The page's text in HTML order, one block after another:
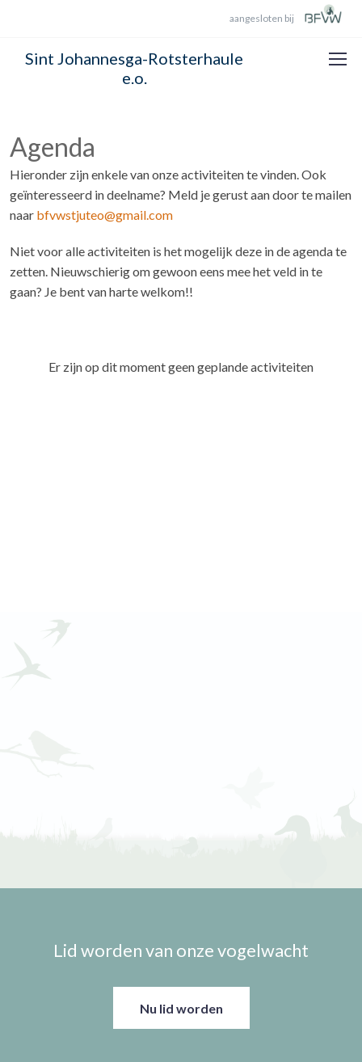
aangesloten bij
Sint Johannesga-Rotsterhaule
e.o.
Agenda
Hieronder zijn enkele van onze activiteiten te vinden. Ook
geïnteresseerd in deelname? Meld je gerust aan door te mailen
naar bfvwstjuteo@gmail.com
Niet voor alle activiteiten is het mogelijk deze in de agenda te
zetten. Nieuwschierig om gewoon eens mee het veld in te
gaan? Je bent van harte welkom!!
Er zijn op dit moment geen geplande activiteiten
Lid worden van onze vogelwacht
Nu lid worden